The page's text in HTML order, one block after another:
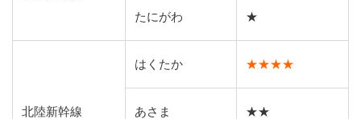
たにがわ ★
北陸新幹線
はくたか ★★★★
あさま ★★